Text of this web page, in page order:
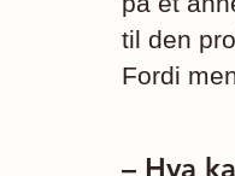
til den
Fordi
– Hva